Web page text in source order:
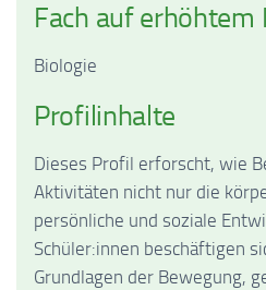
Fach auf erhöhtem
Biologie
Profilinhalte
Dieses Profil erforscht, wie
Aktivitäten nicht nur die
persönliche und soziale
Schüler:innen beschäftigen
Grundlagen der Bewegung,